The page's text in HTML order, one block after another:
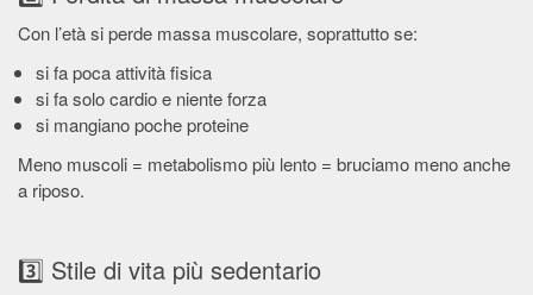
Con l’età si perde massa muscolare, soprattutto se:
si fa poca attività fisica
si fa solo cardio e niente forza
si mangiano poche proteine
Meno muscoli = metabolismo più lento = bruciamo meno anche
a riposo.
3️⃣ Stile di vita più sedentario